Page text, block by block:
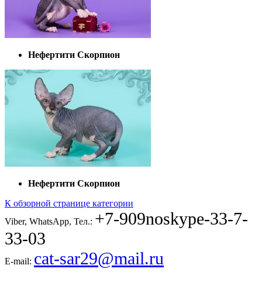
Нефертити Скорпион
Нефертити Скорпион
К обзорной странице категории
Viber, WhatsApp, Тел.: +7-909noskype-33-7-
33-03
E-mail: cat-sar29@mail.ru